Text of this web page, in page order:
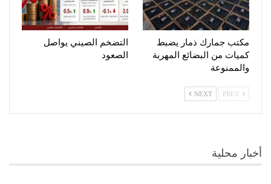
مكتب جمارك ذمار يضبط
كميات من البضائع المهربة
والممنوعة
التضخم الصيني يواصل
الصعود
NEXT
أخبار محلية